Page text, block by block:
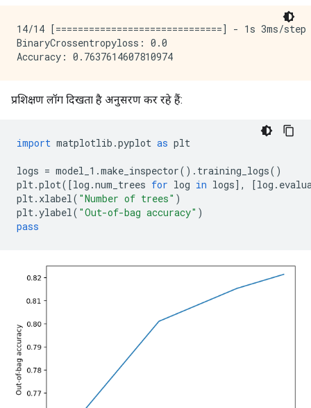
tokenized: The attribute value is obtained
has-dict: The attribute is attached to a string
    vocab-size: Number of unique values.
learner: "RANDOM_FOREST"
features: "sentence"
task: CLASSIFICATION
  num_trees: 30
  decision_tree {
    max_depth: 16
    min_examples: 5
    in_split_min_examples_check: true
    missing_value_policy: GLOBAL_IMPUTATION
    categorical_set_greedy_forward {
      sampling: 0.1
      min_item_frequency: 1
    }
    growing_strategy_local {
    }
    categorical {
      cart {
      }
14/14 [==============================] - 1s
BinaryCrossentropyloss: 0.0
प्रशिक्षण लॉग दिखता है अनुसरण कर रहे हैं:
import matplotlib .pyplot as plt
logs = model_1 .make_inspector(). training_logs()
plt.plot([log .num_trees for log in logs], [log .
plt. xlabel( "Number of trees" )
plt.ylabel( "Out-of-bag accuracy" )
pass